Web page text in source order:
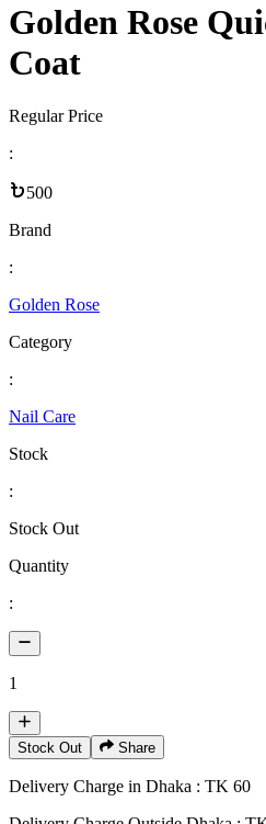
Golden Rose
Coat
Regular Price
:
500
Brand
:
Golden Rose
Category
:
Nail Care
Stock
:
Stock Out
Quantity
:
1
Stock Out Share
Delivery Charge in Dhaka : TK 60